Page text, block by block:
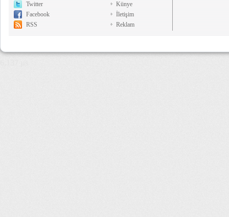
Twitter
Facebook
RSS
Künye
İletişim
Reklam